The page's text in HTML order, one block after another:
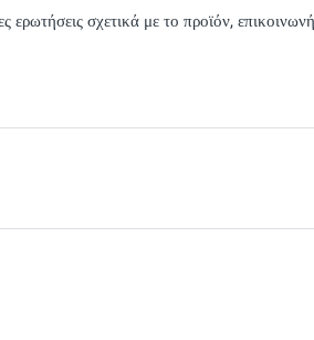
ερωτήσεις σχετικά με το προϊόν,